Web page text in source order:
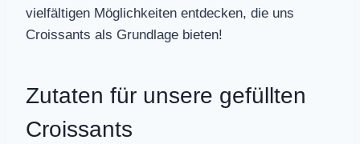
vielfältigen Möglichkeiten entdecken, die uns
Croissants als Grundlage bieten!
Zutaten für unsere gefüllten
Croissants